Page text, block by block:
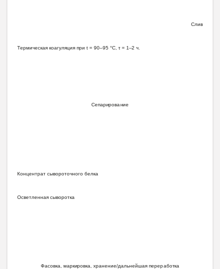
Слив
Термическая коагуляция при t= 90–95 °С, τ= 1–2 ч.
Сепарирование
Концентрат сывороточного белка
Осветленная сыворотка
Фасовка, маркировка, хранение/дальнейшаяпереработка